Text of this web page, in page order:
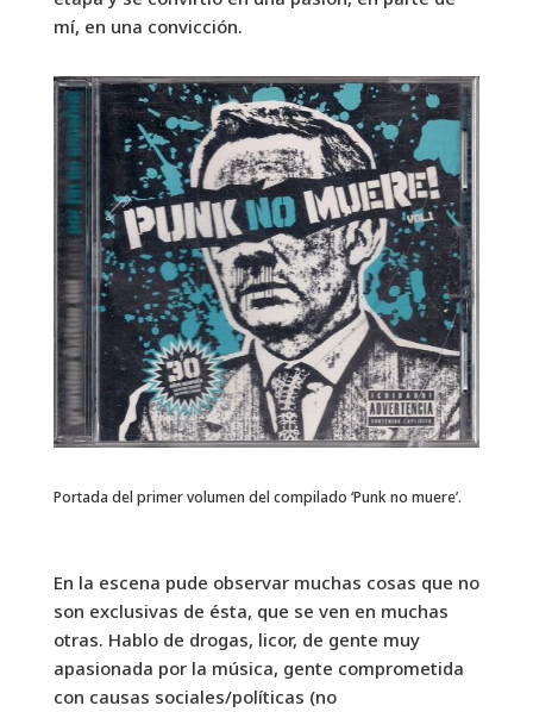
mí, en una convicción.
Portada del primer volumen del compilado ‘Punk no muere’.
En la escena pude observar muchas cosas que no
son exclusivas de ésta, que se ven en muchas
otras. Hablo de drogas, licor, de gente muy
apasionada por la música, gente comprometida
con causas sociales/políticas (no